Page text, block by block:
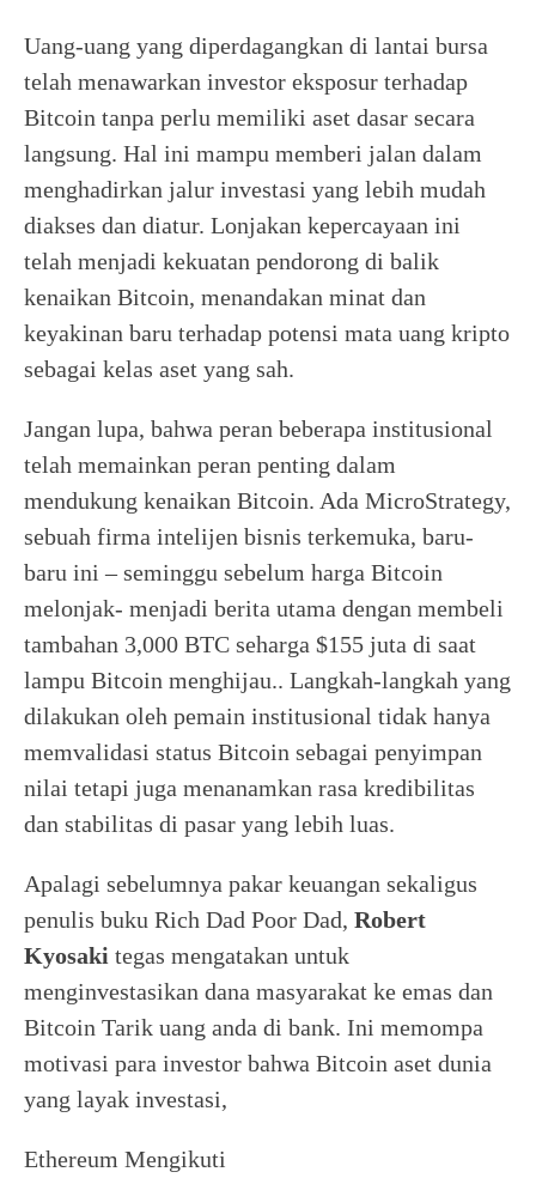
Uang-uang yang diperdagangkan di lantai bursa
telah menawarkan investor eksposur terhadap
Bitcoin tanpa perlu memiliki aset dasar secara
langsung. Hal ini mampu memberi jalan dalam
menghadirkan jalur investasi yang lebih mudah
diakses dan diatur. Lonjakan kepercayaan ini
telah menjadi kekuatan pendorong di balik
kenaikan Bitcoin, menandakan minat dan
keyakinan baru terhadap potensi mata uang kripto
sebagai kelas aset yang sah.
Jangan lupa, bahwa peran beberapa institusional
telah memainkan peran penting dalam
mendukung kenaikan Bitcoin. Ada MicroStrategy,
sebuah firma intelijen bisnis terkemuka, baru-
baru ini – seminggu sebelum harga Bitcoin
melonjak- menjadi berita utama dengan membeli
tambahan 3,000 BTC seharga $155 juta di saat
lampu Bitcoin menghijau.. Langkah-langkah yang
dilakukan oleh pemain institusional tidak hanya
memvalidasi status Bitcoin sebagai penyimpan
nilai tetapi juga menanamkan rasa kredibilitas
dan stabilitas di pasar yang lebih luas.
Apalagi sebelumnya pakar keuangan sekaligus
penulis buku Rich Dad Poor Dad, Robert
Kyosaki tegas mengatakan untuk
menginvestasikan dana masyarakat ke emas dan
Bitcoin Tarik uang anda di bank. Ini memompa
motivasi para investor bahwa Bitcoin aset dunia
yang layak investasi,
Ethereum Mengikuti